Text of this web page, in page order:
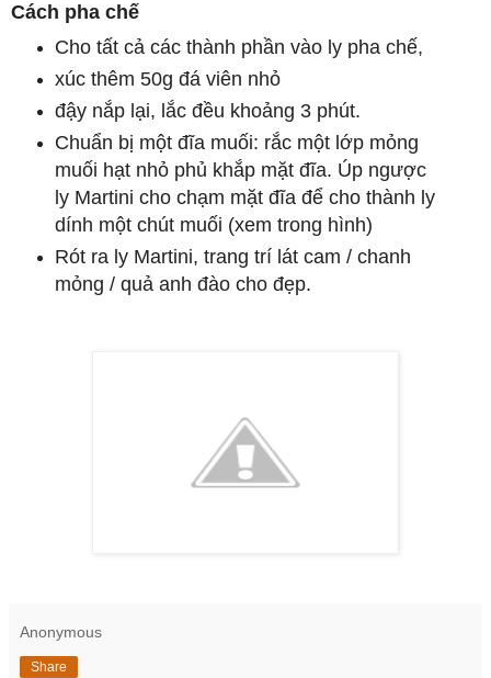
Cách pha chế
Cho tất cả các thành phần vào ly pha chế,
xúc thêm 50g đá viên nhỏ
đậy nắp lại, lắc đều khoảng 3 phút.
Chuẩn bị một đĩa muối: rắc một lớp mỏng
muối hạt nhỏ phủ khắp mặt đĩa. Úp ngược
ly Martini cho chạm mặt đĩa để cho thành ly
dính một chút muối (xem trong hình)
Rót ra ly Martini, trang trí lát cam / chanh
mỏng / quả anh đào cho đẹp.
Anonymous
Share